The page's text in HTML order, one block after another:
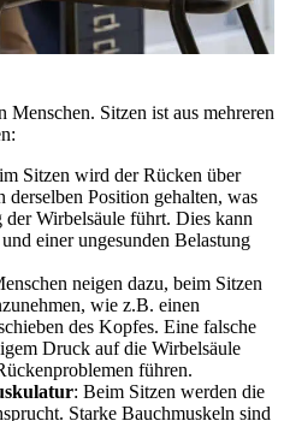
Sitzen ist aus mehreren
Sitzen wird der Rücken über
derselben Position gehalten, was
Wirbelsäule führt. Dies kann
einer ungesunden Belastung
neigen dazu, beim Sitzen
wie z.B. einen
des Kopfes. Eine falsche
Druck auf die Wirbelsäule
führen.
: Beim Sitzen werden die
Starke Bauchmuskeln sind